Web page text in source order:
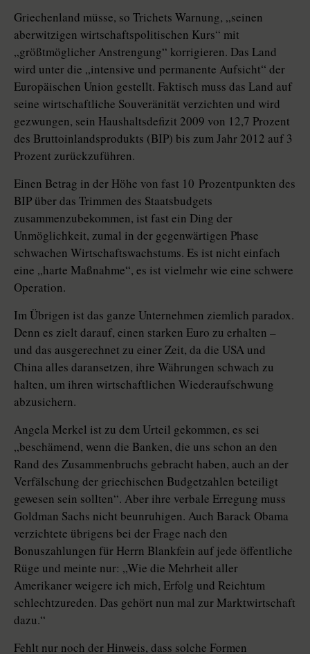
Griechenland müsse, so Trichets Warnung, „seinen
aberwitzigen wirtschaftspolitischen Kurs“ mit
„größtmöglicher Anstrengung“ korrigieren. Das Land
wird unter die „intensive und permanente Aufsicht“ der
Europäischen Union gestellt. Faktisch muss das Land auf
seine wirtschaftliche Souveränität verzichten und wird
gezwungen, sein Haushaltsdefizit 2009 von 12,7 Prozent
des Bruttoinlandsprodukts (BIP) bis zum Jahr 2012 auf 3
Prozent zurückzuführen.
Einen Betrag in der Höhe von fast 10 Prozentpunkten des
BIP über das Trimmen des Staatsbudgets
zusammenzubekommen, ist fast ein Ding der
Unmöglichkeit, zumal in der gegenwärtigen Phase
schwachen Wirtschaftswachstums. Es ist nicht einfach
eine „harte Maßnahme“, es ist vielmehr wie eine schwere
Operation.
Im Übrigen ist das ganze Unternehmen ziemlich paradox.
Denn es zielt darauf, einen starken Euro zu erhalten –
und das ausgerechnet zu einer Zeit, da die USA und
China alles daransetzen, ihre Währungen schwach zu
halten, um ihren wirtschaftlichen Wiederaufschwung
abzusichern.
Angela Merkel ist zu dem Urteil gekommen, es sei
„beschämend, wenn die Banken, die uns schon an den
Rand des Zusammenbruchs gebracht haben, auch an der
Verfälschung der griechischen Budgetzahlen beteiligt
gewesen sein sollten“. Aber ihre verbale Erregung muss
Goldman Sachs nicht beunruhigen. Auch Barack Obama
verzichtete übrigens bei der Frage nach den
Bonuszahlungen für Herrn Blankfein auf jede öffentliche
Rüge und meinte nur: „Wie die Mehrheit aller
Amerikaner weigere ich mich, Erfolg und Reichtum
schlechtzureden. Das gehört nun mal zur Marktwirtschaft
dazu.“
Fehlt nur noch der Hinweis, dass solche Formen